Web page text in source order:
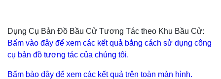
Dụng Cụ Bản Đồ Bầu Cử Tương Tác theo Khu Bầu Cử:
Bấm vào đây để xem các kết quả bằng cách sử dụng công
cụ bản đồ tương tác của chúng tôi.
Bấm bào đây để xem các kết quả trên toàn màn hình.